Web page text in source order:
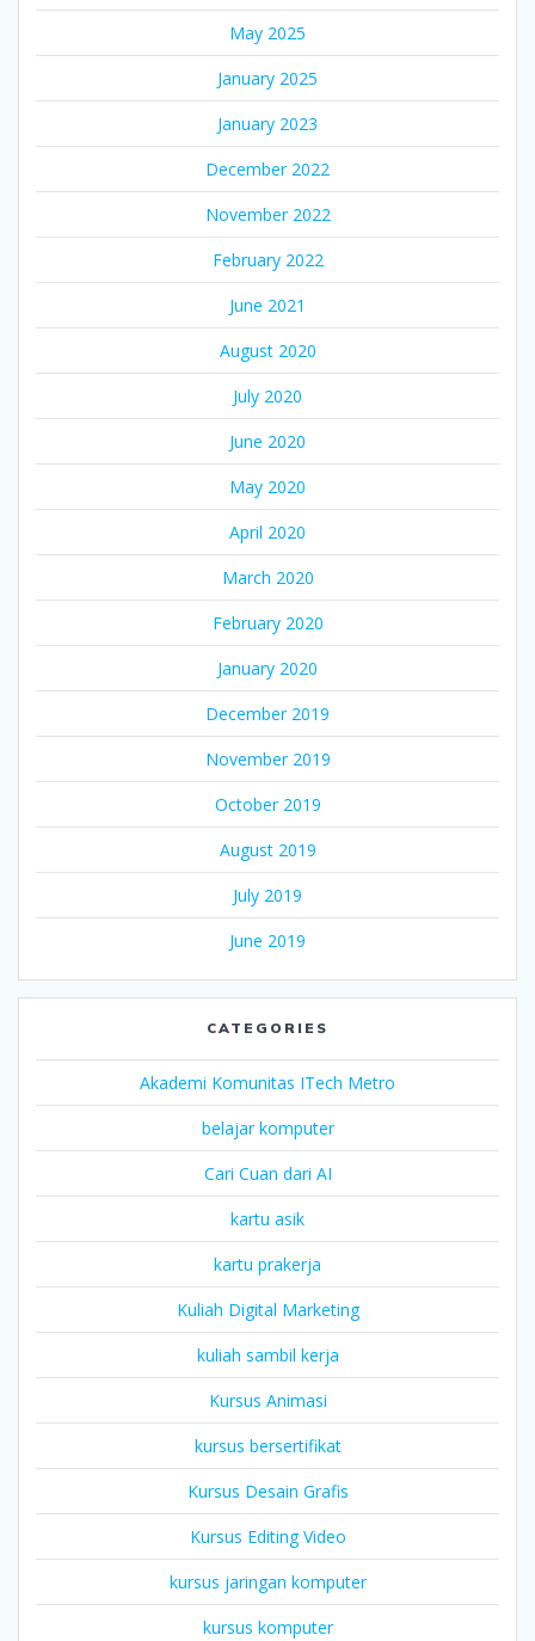
May 2025
January 2025
January 2023
December 2022
November 2022
February 2022
June 2021
August 2020
July 2020
June 2020
May 2020
April 2020
March 2020
February 2020
January 2020
December 2019
November 2019
October 2019
August 2019
July 2019
June 2019
CATEGORIES
Akademi Komunitas ITech Metro
belajar komputer
Cari Cuan dari AI
kartu asik
kartu prakerja
Kuliah Digital Marketing
kuliah sambil kerja
Kursus Animasi
kursus bersertifikat
Kursus Desain Grafis
Kursus Editing Video
kursus jaringan komputer
kursus komputer